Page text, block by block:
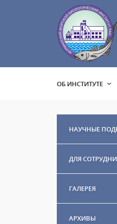
ОБ ИНСТИТУТЕ
НАУЧНЫЕ
ДЛЯ
ГАЛЕРЕЯ
АРХИВЫ